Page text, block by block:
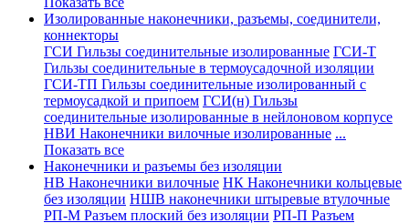
Изолированные наконечники, разъемы, соединители,
коннекторы
ГСИ Гильзы соединительные изолированные ГСИ-Т
Гильзы соединительные в термоусадочной изоляции
ГСИ-ТП Гильзы соединительные изолированный с
термоусадкой и припоем ГСИ(н) Гильзы
соединительные изолированные в нейлоновом корпусе
НВИ Наконечники вилочные изолированные ...
Показать все
Наконечники и разъемы без изоляции
НВ Наконечники вилочные НК Наконечники кольцевые
без изоляции НШВ наконечники штыревые втулочные
РП-М Разъем плоский без изоляции РП-П Разъем